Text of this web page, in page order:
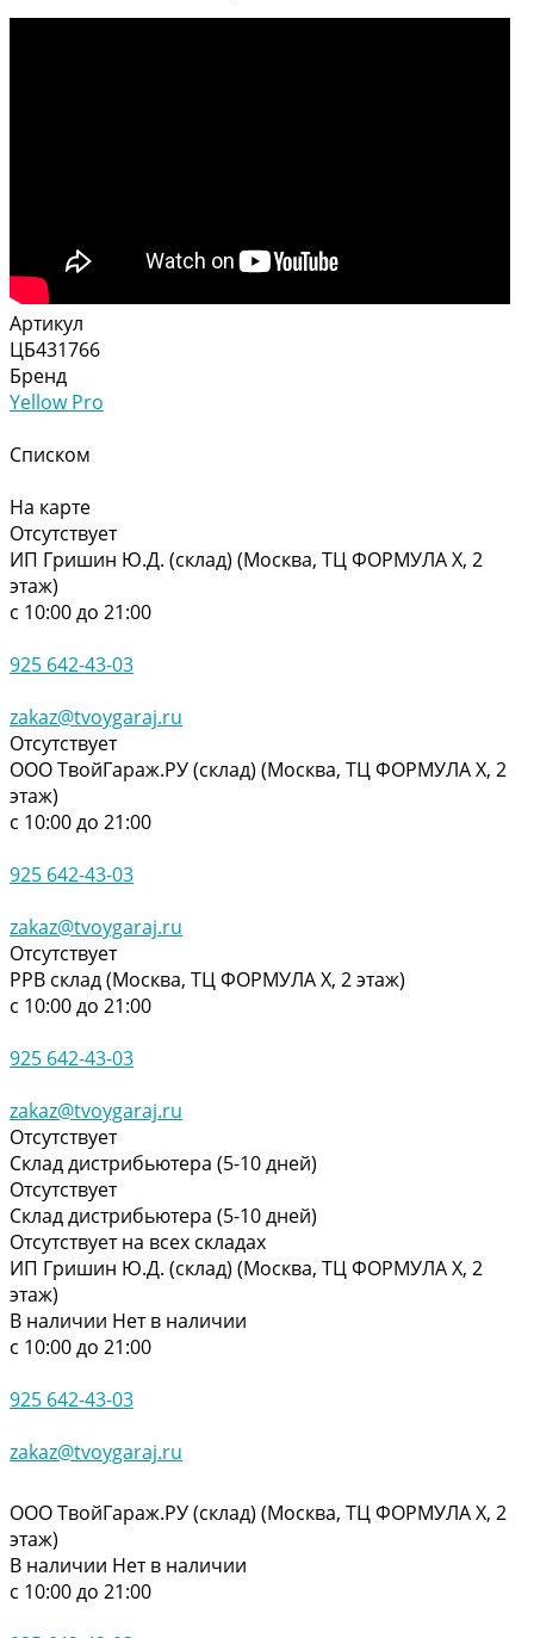
Артикул
ЦБ431766
Бренд
Yellow Pro
Списком
На карте
Отсутствует
ИП Гришин Ю.Д. (склад) (Москва, ТЦ ФОРМУЛА Х, 2
этаж)
с 10:00 до 21:00
925 642-43-03
zakaz@tvoygaraj.ru
Отсутствует
ООО ТвойГараж.РУ (склад) (Москва, ТЦ ФОРМУЛА Х, 2
этаж)
с 10:00 до 21:00
925 642-43-03
zakaz@tvoygaraj.ru
Отсутствует
РРВ склад (Москва, ТЦ ФОРМУЛА Х, 2 этаж)
с 10:00 до 21:00
925 642-43-03
zakaz@tvoygaraj.ru
Отсутствует
Склад дистрибьютера (5-10 дней)
Отсутствует
Склад дистрибьютера (5-10 дней)
Отсутствует на всех складах
ИП Гришин Ю.Д. (склад) (Москва, ТЦ ФОРМУЛА Х, 2
этаж)
В наличии Нет в наличии
с 10:00 до 21:00
925 642-43-03
zakaz@tvoygaraj.ru
ООО ТвойГараж.РУ (склад) (Москва, ТЦ ФОРМУЛА Х, 2
этаж)
В наличии Нет в наличии
с 10:00 до 21:00